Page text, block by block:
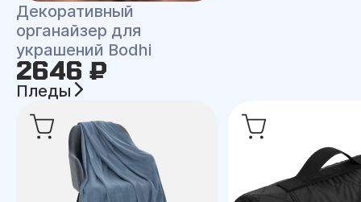
Декоративный
органайзер для
украшений Bodhi
2646 ₽
Пледы